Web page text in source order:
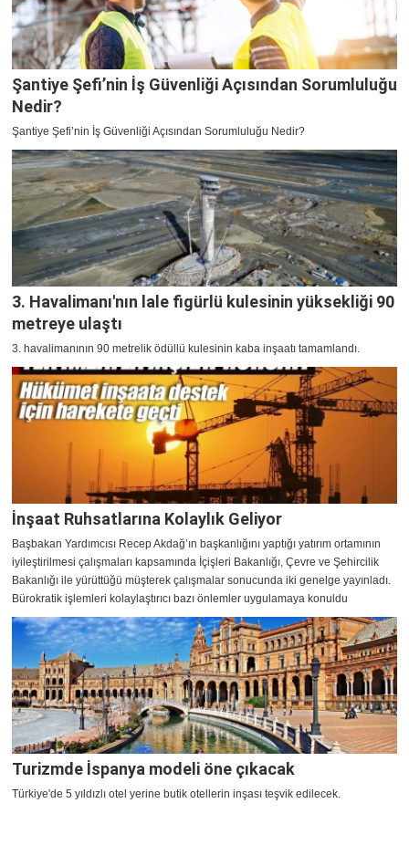
Şantiye Şefi’nin İş Güvenliği Açısından Sorumluluğu
Nedir?
Şantiye Şefi’nin İş Güvenliği Açısından Sorumluluğu Nedir?
3. Havalimanı'nın lale figürlü kulesinin yüksekliği 90
metreye ulaştı
3. havalimanının 90 metrelik ödüllü kulesinin kaba inşaatı tamamlandı.
İnşaat Ruhsatlarına Kolaylık Geliyor
Başbakan Yardımcısı Recep Akdağ’ın başkanlığını yaptığı yatırım ortamının
iyileştirilmesi çalışmaları kapsamında İçişleri Bakanlığı, Çevre ve Şehircilik
Bakanlığı ile yürüttüğü müşterek çalışmalar sonucunda iki genelge yayınladı.
Bürokratik işlemleri kolaylaştırıcı bazı önlemler uygulamaya konuldu
Turizmde İspanya modeli öne çıkacak
Türkiye'de 5 yıldızlı otel yerine butik otellerin inşası teşvik edilecek.